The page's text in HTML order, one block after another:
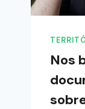
Nos